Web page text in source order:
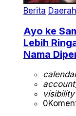
Berita Daerah
Ayo ke
Lebih
Nama
visibility
0